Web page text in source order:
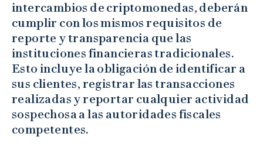
intercambios de criptomonedas, deberán
cumplir con los mismos requisitos de
reporte y transparencia que las
instituciones financieras tradicionales.
Esto incluye la obligación de identificar a
sus clientes, registrar las transacciones
realizadas y reportar cualquier actividad
sospechosa a las autoridades fiscales
competentes.